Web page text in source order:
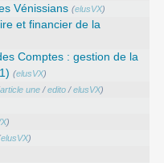
Vénissians (elusVX)
et financier de la
Comptes : gestion de la
(elusVX)
article une /edito /elusVX)
)
elusVX)